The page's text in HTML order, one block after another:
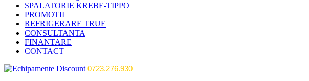
SPALATORIE KREBE-TIPPO
PROMOTII
REFRIGERARE TRUE
CONSULTANTA
FINANTARE
CONTACT
0723.276.930